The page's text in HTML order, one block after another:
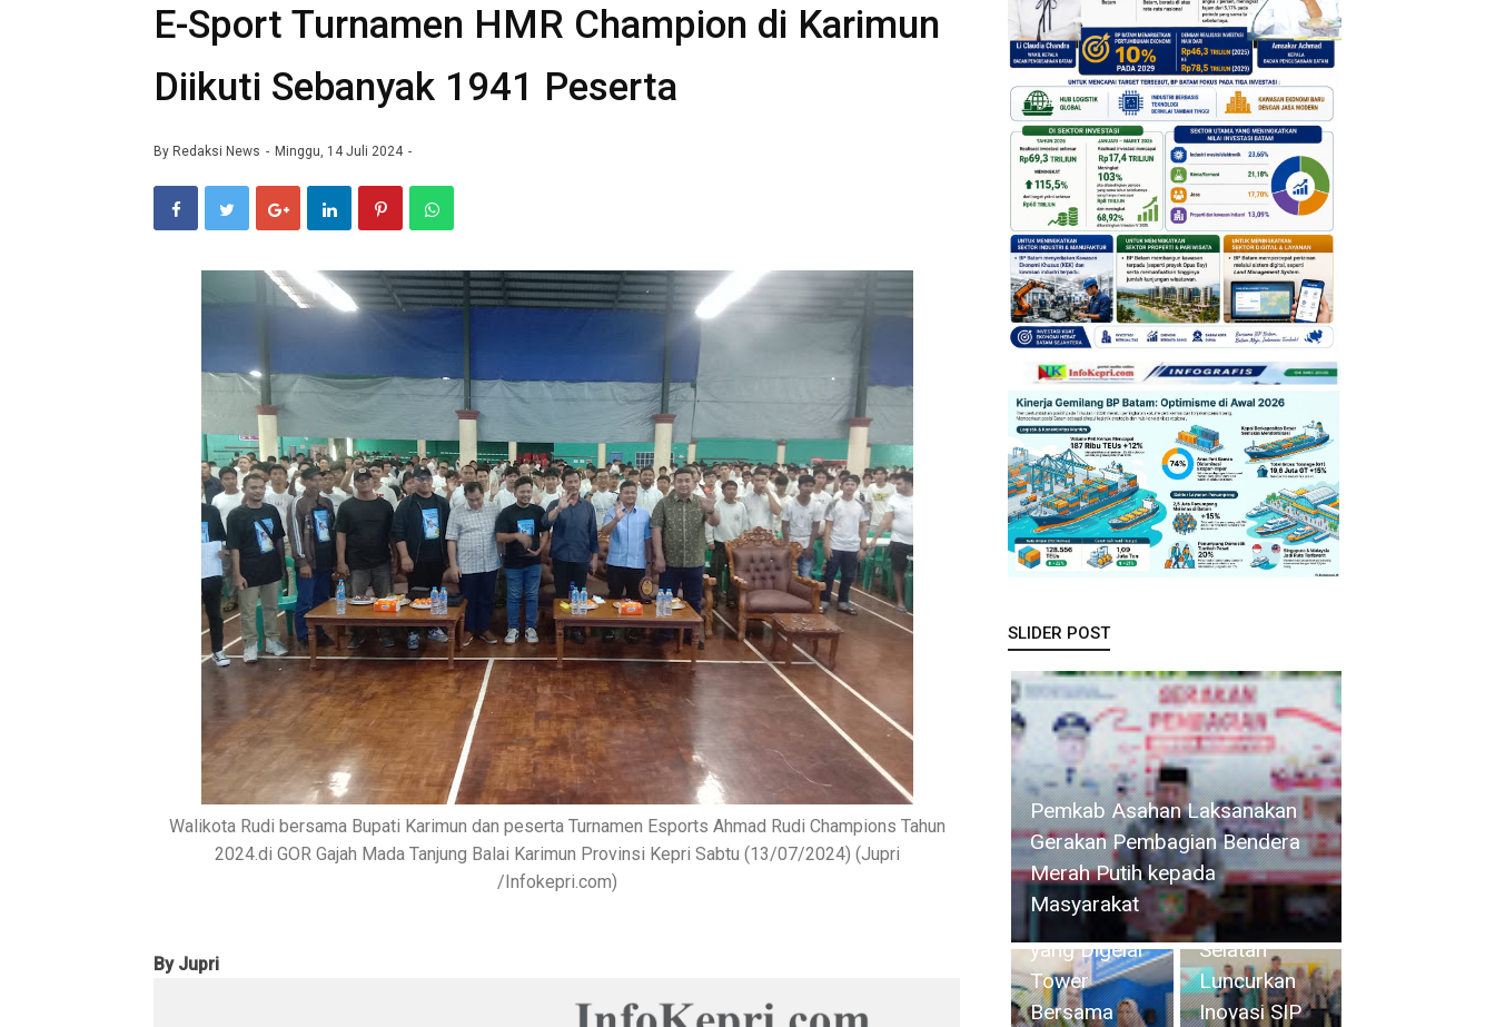
E-Sport Turnamen HMR Champion di Karimun
Diikuti Sebanyak 1941 Peserta
By Redaksi News Minggu, 14 Juli 2024
Walikota Rudi bersama Bupati Karimun dan peserta Turnamen Esports Ahmad Rudi Champions Tahun
2024.di GOR Gajah Mada Tanjung Balai Karimun Provinsi Kepri Sabtu (13/07/2024) (Jupri
/Infokepri.com)
By Jupri
SLIDER POST
Bupati Bersama Wabup
Natuna Hadiri Kegiatan Bakti
Sosial yang Digelar Tower
Bersama Group
Camat
Singkep
Selatan
Luncurkan
Inovasi SIP
Gelar
Operasi
Cukai
Selama 4
Hari, Bea
Cukai Batam
Amankan
32.790
Batang